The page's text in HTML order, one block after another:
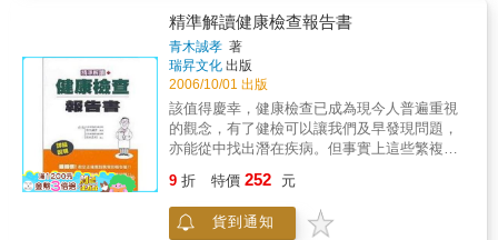
研究的另類療法「分子共振健康法」緣由、方
式，詳細的圖文教學，讓您按圖索驥，輕鬆體
會箇中奧妙。◎深入簡出、個案清楚，不搞神
祕，務實簡單，讓初次接觸的人也可以嘗試。
◎分子共振健康法，讓您能輕鬆自助並助人，
適時地舒緩身體的不適。◎作者希望推廣「分
子共振健康法」，以協助醫療資源缺乏的民
眾。◎作者期望正規醫療療程外，民眾可以結
合「分子共振健康法」，達到自我療養與預防
的種種氣象變化會引發關節炎、氣喘發作等；
本書分章列出不同季節容易造成的疾病問題，
分析討論與天氣變化的關係，了解原因後教你
進一步的預防方法！ 本書特色◎ 少數將氣象與
疾病兩者共同討論的書籍◎ 教導你如何透過觀
測氣象來預防疾病如何正確解讀使用氣象資訊
◎ 系統整理、分章詳述：第一章針對氣象與健
康的關係來討論，其後以四季為分章列出常見
疾病與預防方法。◎ 採用圖表式的輔助方式說
明佐證，使讀者容易明瞭學習◎ 廣度與深度兼
具，除了探討各種天候、季節與對人體健康的
影響，另外延伸至氣象學專業術語，如氣壓、
相當可信！ ─《芝加哥論壇報》經醫學證明，
76％的疾病都是由情緒而來！全世界的醫生都
相信，也都能證實「情緒會影響健康」！想要
過不生病的生活，就得擺脫導致內分泌失調的
壞情緒！改變千萬美國人民疾病觀念的家庭醫
學健康讀本，逾百萬讀者推崇。閱讀完本書，
您便可立即獲得新生命！
精準解讀健康檢查報告書
青木誠孝 著
瑞昇文化 出版
2006/10/01 出版
該值得慶幸，健康檢查已成為現今人普遍重視
的觀念，有了健檢可以讓我們及早發現問題，
亦能從中找出潛在疾病。但事實上這些繁複的
人看檢查報告反而愈加困惑，不知其嚴重性也
不知如何處理異常報告。因此，教你如何解讀
健檢報告書、逐步揭開身體密碼，正是本書的
9 折 特價 252 元
貨到通知